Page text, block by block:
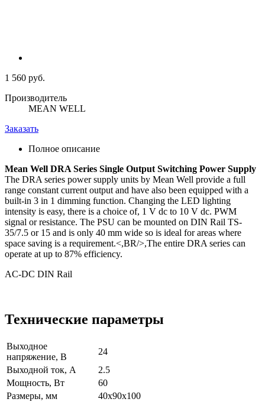
1 560 руб.
Производитель
MEAN WELL
Заказать
Полное описание
Mean Well DRA Series Single Output Switching Power Supply
The DRA series power supply units by Mean Well provide a full
range constant current output and have also been equipped with a
built-in 3 in 1 dimming function. Changing the LED lighting
intensity is easy, there is a choice of, 1 V dc to 10 V dc. PWM
signal or resistance. The PSU can be mounted on DIN Rail TS-
35/7.5 or 15 and is only 40 mm wide so is ideal for areas where
space saving is a requirement.<,BR/>,The entire DRA series can
operate at up to 87% efficiency.
AC-DC DIN Rail
Технические параметры
Выходное
напряжение, В
24
Выходной ток, А
2.5
Мощность, Вт
60
Размеры, мм
40x90x100